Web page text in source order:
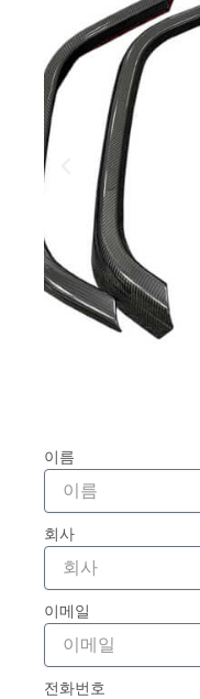
이름
회사
이메일
전화번호